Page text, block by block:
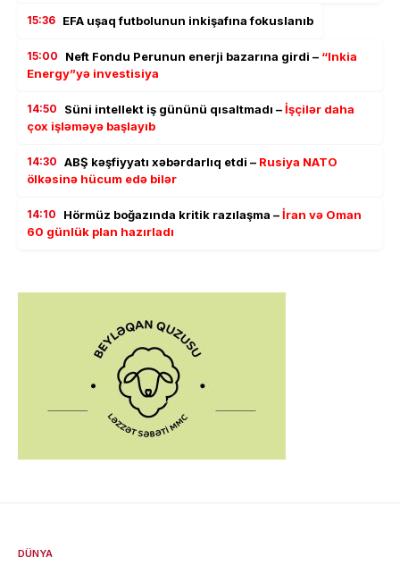
15:36 EFA uşaq futbolunun inkişafına fokuslanıb
15:00 Neft Fondu Perunun enerji bazarına girdi – “Inkia
Energy”yə investisiya
14:50 Süni intellekt iş gününü qısaltmadı –İşçilər daha
çox işləməyə başlayıb
14:30 ABŞ kəşfiyyatı xəbərdarlıq etdi – Rusiya NATO
ölkəsinə hücum edə bilər
14:10 Hörmüz boğazında kritik razılaşma –İran və Oman
60 günlük plan hazırladı
DÜNYA